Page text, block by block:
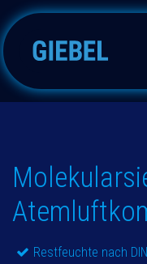
Skip to Content
Restfeuchte nach